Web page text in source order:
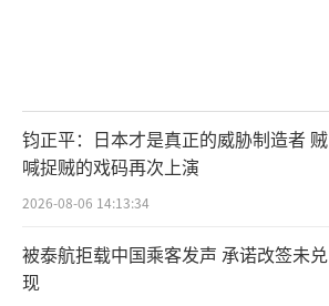
钧正平：日本才是真正的威胁制造者 贼
喊捉贼的戏码再次上演
2026-08-06 14:13:34
被泰航拒载中国乘客发声 承诺改签未兑
现